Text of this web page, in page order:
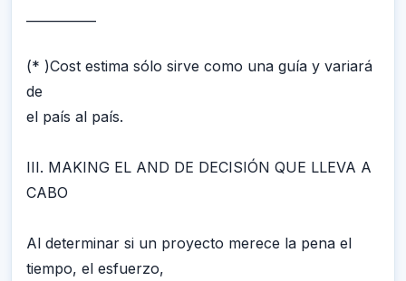
(* )Cost estima sólo sirve como una guía y variará
de
el país al país.
III. MAKING EL AND DE DECISIÓN QUE LLEVA A
CABO
Al determinar si un proyecto merece la pena el
tiempo, el esfuerzo,